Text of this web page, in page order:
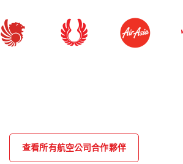
查看所有航空公司合作夥伴